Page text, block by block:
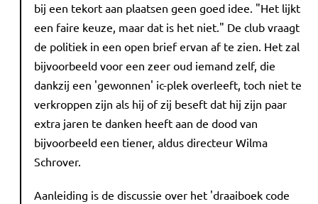
bij een tekort aan plaatsen geen goed idee. "Het lijkt
een faire keuze, maar dat is het niet." De club vraagt
de politiek in een open brief ervan af te zien. Het zal
bijvoorbeeld voor een zeer oud iemand zelf, die
dankzij een 'gewonnen' ic-plek overleeft, toch niet te
verkroppen zijn als hij of zij beseft dat hij zijn paar
extra jaren te danken heeft aan de dood van
bijvoorbeeld een tiener, aldus directeur Wilma
Schrover.
Aanleiding is de discussie over het 'draaiboek code